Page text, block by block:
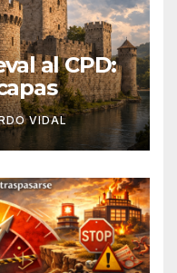
al CPD:
VIDAL